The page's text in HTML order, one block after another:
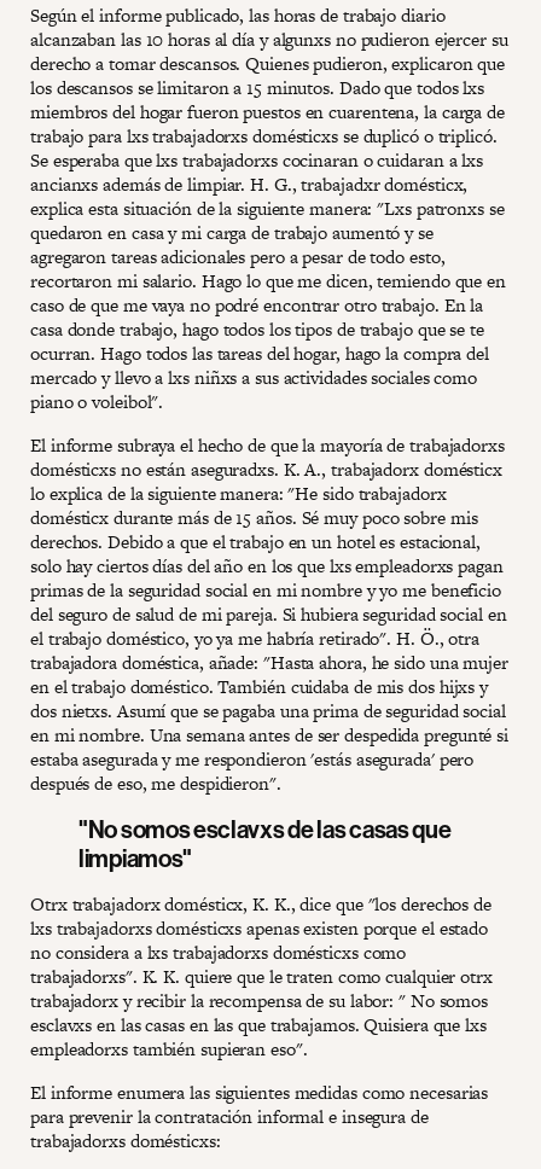
Según el informe publicado, las horas de trabajo diario
alcanzaban las 10 horas al día y algunxs no pudieron ejercer su
derecho a tomar descansos. Quienes pudieron, explicaron que
los descansos se limitaron a 15 minutos. Dado que todos lxs
miembros del hogar fueron puestos en cuarentena, la carga de
trabajo para lxs trabajadorxs domésticxs se duplicó o triplicó.
Se esperaba que lxs trabajadorxs cocinaran o cuidaran a lxs
ancianxs además de limpiar. H. G., trabajadxr domésticx,
explica esta situación de la siguiente manera: "Lxs patronxs se
quedaron en casa y mi carga de trabajo aumentó y se
agregaron tareas adicionales pero a pesar de todo esto,
recortaron mi salario. Hago lo que me dicen, temiendo que en
caso de que me vaya no podré encontrar otro trabajo. En la
casa donde trabajo, hago todos los tipos de trabajo que se te
ocurran. Hago todos las tareas del hogar, hago la compra del
mercado y llevo a lxs niñxs a sus actividades sociales como
piano o voleibol".
El informe subraya el hecho de que la mayoría de trabajadorxs
domésticxs no están aseguradxs. K. A., trabajadorx domésticx
lo explica de la siguiente manera: "He sido trabajadorx
domésticx durante más de 15 años. Sé muy poco sobre mis
derechos. Debido a que el trabajo en un hotel es estacional,
solo hay ciertos días del año en los que lxs empleadorxs pagan
primas de la seguridad social en mi nombre y yo me beneficio
del seguro de salud de mi pareja. Si hubiera seguridad social en
el trabajo doméstico, yo ya me habría retirado". H. Ö., otra
trabajadora doméstica, añade: "Hasta ahora, he sido una mujer
en el trabajo doméstico. También cuidaba de mis dos hijxs y
dos nietxs. Asumí que se pagaba una prima de seguridad social
en mi nombre. Una semana antes de ser despedida pregunté si
estaba asegurada y me respondieron 'estás asegurada' pero
después de eso, me despidieron".
"No somos esclavxs de las casas que
limpiamos"
Otrx trabajadorx domésticx, K. K., dice que "los derechos de
lxs trabajadorxs domésticxs apenas existen porque el estado
no considera a lxs trabajadorxs domésticxs como
trabajadorxs". K. K. quiere que le traten como cualquier otrx
trabajadorx y recibir la recompensa de su labor: " No somos
esclavxs en las casas en las que trabajamos. Quisiera que lxs
empleadorxs también supieran eso".
El informe enumera las siguientes medidas como necesarias
para prevenir la contratación informal e insegura de
trabajadorxs domésticxs: